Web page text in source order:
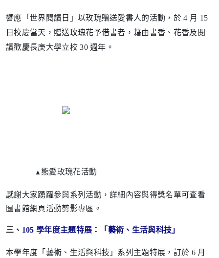
響應「世界閱讀日」以玫瑰贈送愛書人的活動，於 4 月 15
日校慶當天，贈送玫瑰花予借書者，藉由書香、花香及閱
讀歡慶長庚大學立校 30 週年。
▲ 熊愛玫瑰花活動
感謝大家踴躍參與系列活動，詳細內容與得獎名單可查看
圖書館網頁活動剪影專區。
三、 105 學年度主題特展：「藝術、生活與科技」
本學年度「藝術、生活與科技」系列主題特展，訂於 6 月